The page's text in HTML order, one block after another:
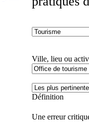
Ville, lieu ou
Définition
Une erreur